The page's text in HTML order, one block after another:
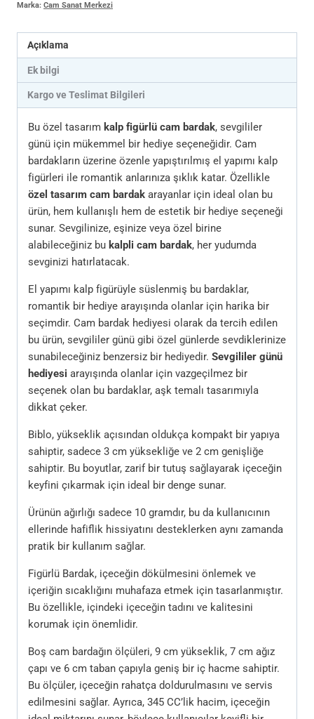
Marka: Cam Sanat Merkezi
Açıklama
Ek bilgi
Kargo ve Teslimat Bilgileri
Bu özel tasarım kalp figürlü cam bardak, sevgililer
günü için mükemmel bir hediye seçeneğidir. Cam
bardakların üzerine özenle yapıştırılmış el yapımı kalp
figürleri ile romantik anlarınıza şıklık katar. Özellikle
özel tasarım cam bardak arayanlar için ideal olan bu
ürün, hem kullanışlı hem de estetik bir hediye seçeneği
sunar. Sevgilinize, eşinize veya özel birine
alabileceğiniz bu kalpli cam bardak, her yudumda
sevginizi hatırlatacak.
El yapımı kalp figürüyle süslenmiş bu bardaklar,
romantik bir hediye arayışında olanlar için harika bir
seçimdir. Cam bardak hediyesi olarak da tercih edilen
bu ürün, sevgililer günü gibi özel günlerde sevdiklerinize
sunabileceğiniz benzersiz bir hediyedir. Sevgililer günü
hediyesi arayışında olanlar için vazgeçilmez bir
seçenek olan bu bardaklar, aşk temalı tasarımıyla
dikkat çeker.
Biblo, yükseklik açısından oldukça kompakt bir yapıya
sahiptir, sadece 3 cm yüksekliğe ve 2 cm genişliğe
sahiptir. Bu boyutlar, zarif bir tutuş sağlayarak içeceğin
keyfini çıkarmak için ideal bir denge sunar.
Ürünün ağırlığı sadece 10 gramdır, bu da kullanıcının
ellerinde hafiflik hissiyatını desteklerken aynı zamanda
pratik bir kullanım sağlar.
Figürlü Bardak, içeceğin dökülmesini önlemek ve
içeriğin sıcaklığını muhafaza etmek için tasarlanmıştır.
Bu özellikle, içindeki içeceğin tadını ve kalitesini
korumak için önemlidir.
Boş cam bardağın ölçüleri, 9 cm yükseklik, 7 cm ağız
çapı ve 6 cm taban çapıyla geniş bir iç hacme sahiptir.
Bu ölçüler, içeceğin rahatça doldurulmasını ve servis
edilmesini sağlar. Ayrıca, 345 CC’lik hacim, içeceğin